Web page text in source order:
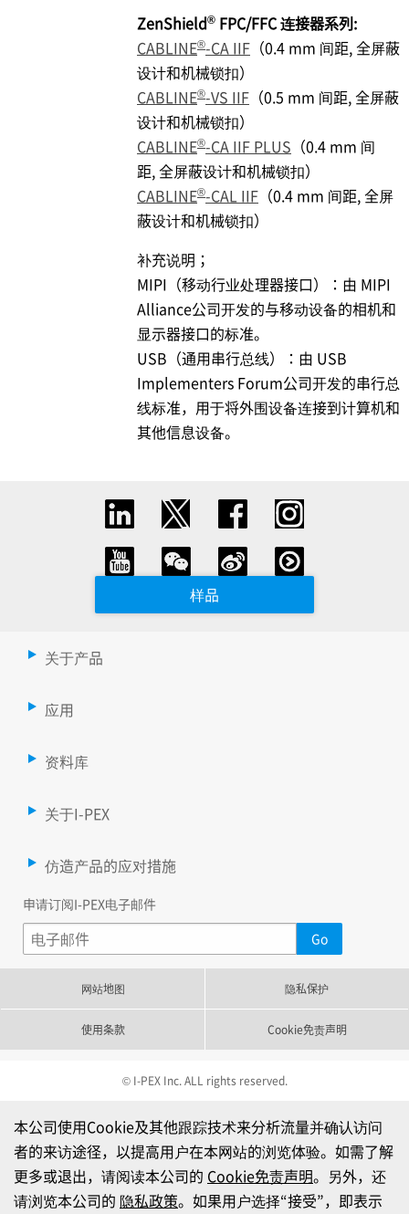
ZenShield® FPC/FFC 连接器系列:
CABLINE®-CA IIF （0.4 mm 间距, 全屏蔽
设计和机械锁扣）
CABLINE®-VS IIF （0.5 mm 间距, 全屏蔽
设计和机械锁扣）
CABLINE®-CA IIF PLUS （0.4 mm 间
距, 全屏蔽设计和机械锁扣）
CABLINE®-CAL IIF （0.4 mm 间距, 全屏
蔽设计和机械锁扣）
补充说明；
MIPI（移动行业处理器接口）：由 MIPI
Alliance公司开发的与移动设备的相机和
显示器接口的标准。
USB（通用串行总线）：由 USB
Implementers Forum公司开发的串行总
线标准，用于将外围设备连接到计算机和
其他信息设备。
样品
关于产品
应用
资料库
关于I-PEX
仿造产品的应对措施
申请订阅I-PEX电子邮件
网站地图 隐私保护
使用条款 Cookie免责声明
© I-PEX Inc. ALL rights reserved.
本公司使用Cookie及其他跟踪技术来分析流量并确认访问
者的来访途径，以提高用户在本网站的浏览体验。如需了解
更多或退出，请阅读本公司的 Cookie免责声明。另外，还
请浏览本公司的 隐私政策。如果用户选择“接受”，即表示